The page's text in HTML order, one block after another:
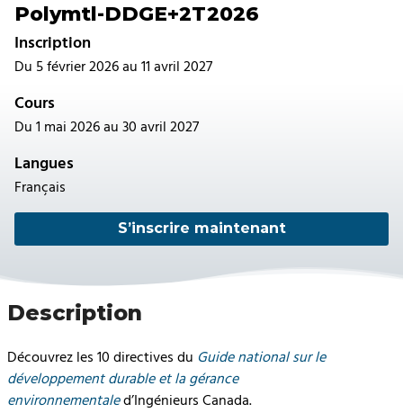
Polymtl-DDGE+2T2026
Inscription
Du 5 février 2026 au 11 avril 2027
Cours
Du 1 mai 2026 au 30 avril 2027
Langues
Français
S’inscrire maintenant
Description
Découvrez les 10 directives du Guide national sur le
développement durable et la gérance
environnementaled’Ingénieurs Canada.